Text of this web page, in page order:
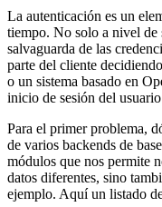
La autenticación es un
tiempo. No solo a nivel
salvaguarda de las
parte del cliente
o un sistema basado en
inicio de sesión del
Para el primer problema,
de varios backends de
módulos que nos permite
datos diferentes, sino
ejemplo. Aquí un listado